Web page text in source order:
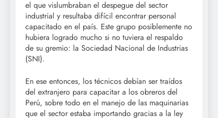
el que vislumbraban el despegue del sector
industrial y resultaba difícil encontrar personal
capacitado en el país. Este grupo posiblemente no
hubiera logrado mucho si no tuviera el respaldo
de su gremio: la Sociedad Nacional de Industrias
(SNI).
En ese entonces, los técnicos debían ser traídos
del extranjero para capacitar a los obreros del
Perú, sobre todo en el manejo de las maquinarias
que el sector estaba importando gracias a la ley